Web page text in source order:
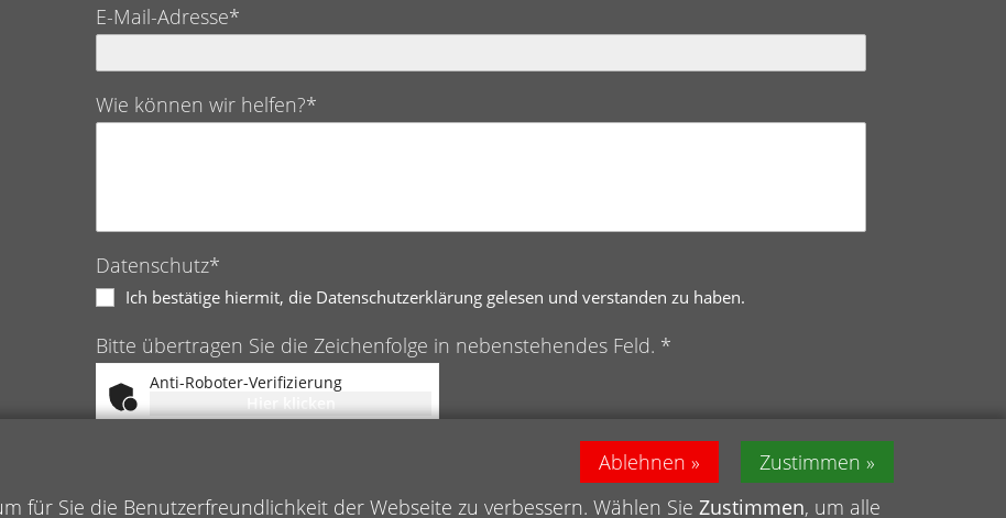
Ablehnen
Zustimmen
für Sie die Benutzerfreundlichkeit der Webseite zu verbessern. Wählen Sie Zustimmen, um alle
E-Mail-Adresse*
Wie können wir helfen?*
Datenschutz*
Ich bestätige hiermit, die Datenschutzerklärung gelesen und verstanden zu haben.
Bitte übertragen Sie die Zeichenfolge in nebenstehendes Feld. *
Anti-Roboter-Verifizierung
Hier klicken